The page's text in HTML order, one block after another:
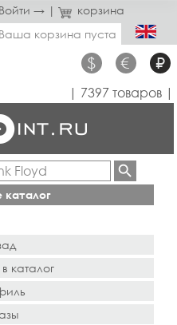
Войти → |
корзина
Ваша корзина пуста
$ € ₽
| 7397 товаров |
каталог
каталог